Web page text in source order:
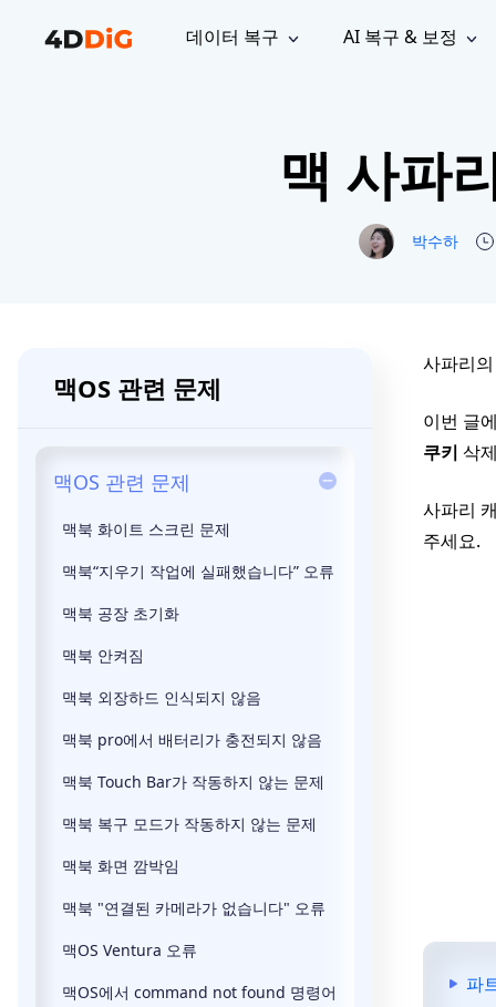
데이터 복구
윈도우에서 삭제된 파일 복구
AI 복구 & 보정
Windows용 간편 디스크 관리 중복 파일
Mac 최적
Windows Boot Genius
Mac 문제 무료 복구
가이드, 라이선스, 문의
사용자
사용자
모든 팁
맥 사파
박수하
맥OS 관련 문제
맥OS 관련 문제
맥북 화이트 스크린 문제
맥북“지우기 작업에 실패했습니다” 오류
맥북 공장 초기화
맥북 안켜짐
맥북 외장하드 인식되지 않음
맥북 pro에서 배터리가 충전되지 않음
맥북 Touch Bar가 작동하지 않는 문제
맥북 복구 모드가 작동하지 않는 문제
맥북 화면 깜박임
맥북 "연결된 카메라가 없습니다" 오류
맥OS Ventura 오류
맥OS에서 command not found 명령어
사파리
이번 글
쿠키 삭
사파리
주세요.
파